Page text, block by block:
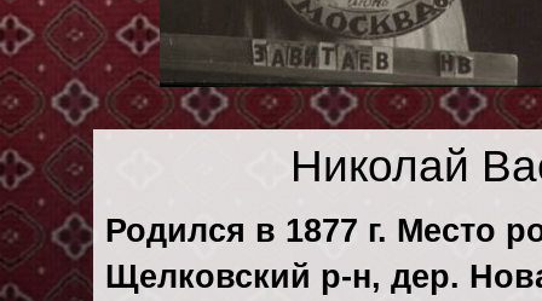
Николай
Родился в 1877 г. Место
Щелковский р-н, дер.